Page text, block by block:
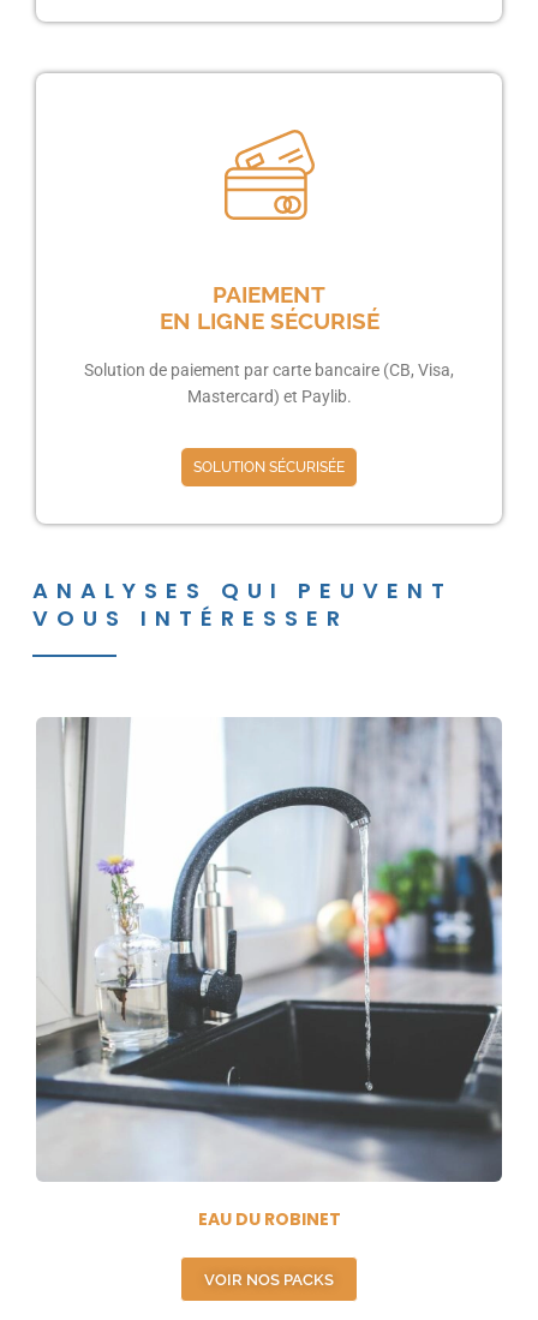
PAIEMENT
EN LIGNE SÉCURISÉ
Solution de paiement par carte bancaire (CB, Visa,
Mastercard) et Paylib.
SOLUTION SÉCURISÉE
ANALYSES QUI PEUVENT
VOUS INTÉRESSER
EAU DU ROBINET
VOIR NOS PACKS